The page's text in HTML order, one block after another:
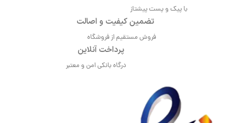
با پیک و پست پیشتاز
تضمین کیفیت و اصالت
فروش مستقیم از فروشگاه
پرداخت آنلاین
درگاه بانکی امن و معتبر